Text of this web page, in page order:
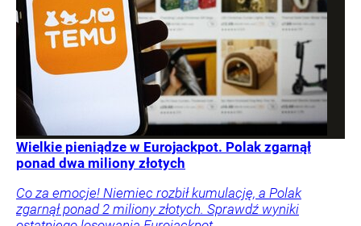
Wielkie pieniądze w Eurojackpot. Polak zgarnął
ponad dwa miliony złotych
Co za emocje! Niemiec rozbił kumulację, a Polak
zgarnął ponad 2 miliony złotych. Sprawdź wyniki